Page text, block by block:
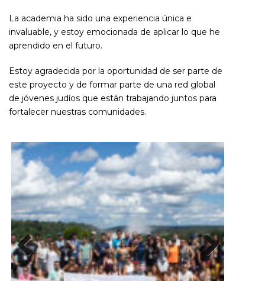
La academia ha sido una experiencia única e
invaluable, y estoy emocionada de aplicar lo que he
aprendido en el futuro.
Estoy agradecida por la oportunidad de ser parte de
este proyecto y de formar parte de una red global
de jóvenes judíos que están trabajando juntos para
fortalecer nuestras comunidades.
Previous Next